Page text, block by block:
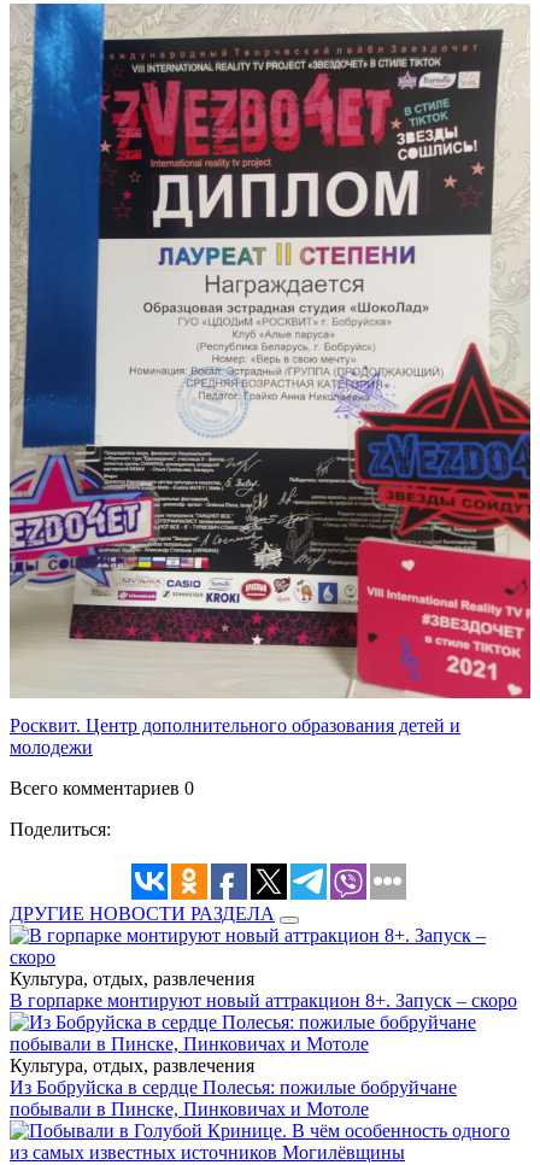
Росквит. Центр дополнительного образования детей и
молодежи
Всего комментариев 0
Поделиться:
ДРУГИЕ НОВОСТИ РАЗДЕЛА
Культура, отдых, развлечения
В горпарке монтируют новый аттракцион 8+. Запуск – скоро
Культура, отдых, развлечения
Из Бобруйска в сердце Полесья: пожилые бобруйчане
побывали в Пинске, Пинковичах и Мотоле